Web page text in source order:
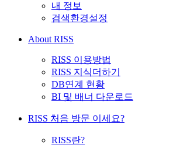
내 정보
검색환경설정
About RISS
RISS 이용방법
RISS 지식더하기
DB연계 현황
BI 및 배너 다운로드
RISS 처음 방문 이세요?
RISS란?